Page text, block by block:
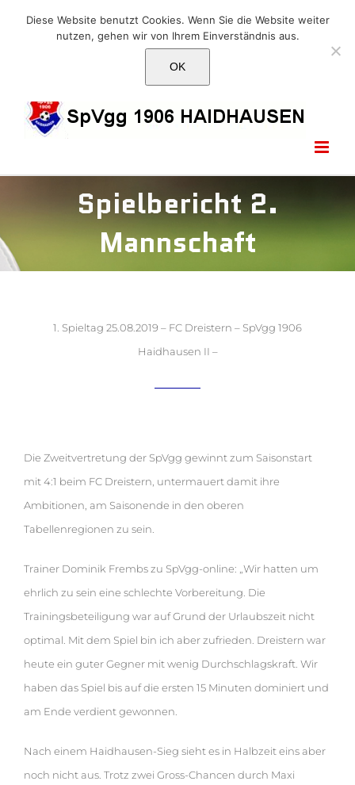
E-Mail: info@1906haidhausen.de
FacebookInstagram
E-
Spielbericht 2.
Mannschaft
1. Spieltag 25.08.2019 – FC Dreistern – SpVgg 1906
Haidhausen II –
Die Zweitvertretung der SpVgg gewinnt zum Saisonstart
mit 4:1 beim FC Dreistern, untermauert damit ihre
Ambitionen, am Saisonende in den oberen
Tabellenregionen zu sein.
Trainer Dominik Frembs zu SpVgg-online: „Wir hatten um
ehrlich zu sein eine schlechte Vorbereitung. Die
Trainingsbeteiligung war auf Grund der Urlaubszeit nicht
optimal. Mit dem Spiel bin ich aber zufrieden. Dreistern war
heute ein guter Gegner mit wenig Durchschlagskraft. Wir
haben das Spiel bis auf die ersten 15 Minuten dominiert und
am Ende verdient gewonnen.
Nach einem Haidhausen-Sieg sieht es in Halbzeit eins aber
noch nicht aus. Trotz zwei Gross-Chancen durch Maxi
Diese Website benutzt Cookies. Wenn Sie die Website weiter
nutzen, gehen wir von Ihrem Einverständnis aus.
OK